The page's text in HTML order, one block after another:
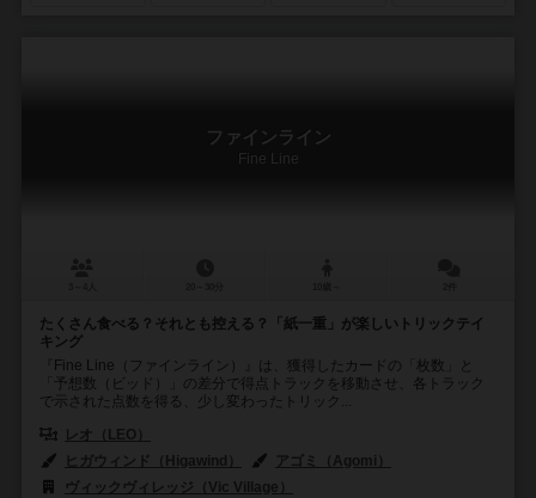
ファインライン
Fine Line
たくさん食べる？それとも控える？「紙一重」が楽しいトリックテイ
キング
『Fine Line（ファインライン）』は、獲得したカードの「枚数」と
「予想数（ビッド）」の差分で得点トラックを移動させ、各トラック
で示された点数を得る、少し変わったトリック...
レオ（LEO）
ヒガウィンド（Higawind）
アゴミ（Agomi）
ヴィックヴィレッジ（Vic Village）